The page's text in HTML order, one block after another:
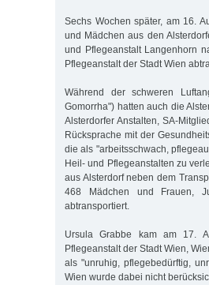
Sechs Wochen später, am 16.
und Mädchen aus den
und Pflegeanstalt Langenhorn
Pflegeanstalt der Stadt Wien
Während der schweren
Gomorrha") hatten auch die
Alsterdorfer Anstalten, SA-
Rücksprache mit der
die als "arbeitsschwach,
Heil- und Pflegeanstalten zu
aus Alsterdorf neben dem
468 Mädchen und Frauen,
abtransportiert.
Ursula Grabbe kam am 17.
Pflegeanstalt der Stadt Wien,
als "unruhig, pflegebedürftig,
Wien wurde dabei nicht